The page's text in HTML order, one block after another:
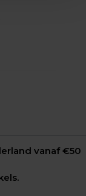
vanaf €50